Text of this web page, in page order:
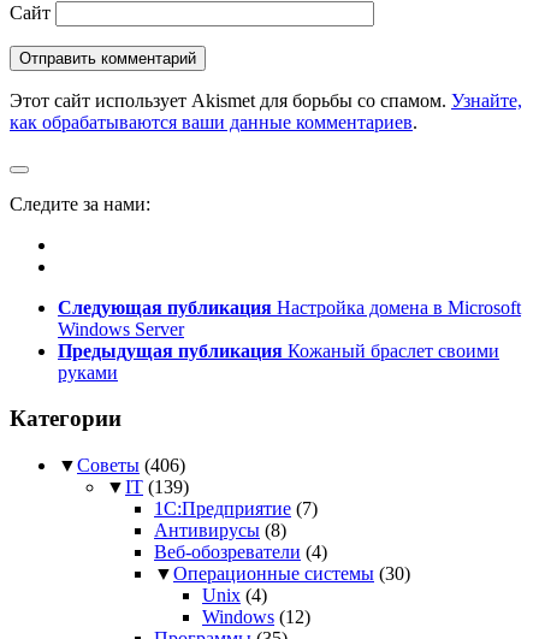
Сайт
Этот сайт использует Akismet для борьбы со спамом. Узнайте,
как обрабатываются ваши данные комментариев.
Следите за нами:
Следующая публикация Настройка домена в Microsoft
Windows Server
Предыдущая публикация Кожаный браслет своими
руками
Категории
▼Советы (406)
▼IT (139)
1С:Предприятие (7)
Антивирусы (8)
Веб-обозреватели (4)
▼Операционные системы (30)
Unix (4)
Windows (12)